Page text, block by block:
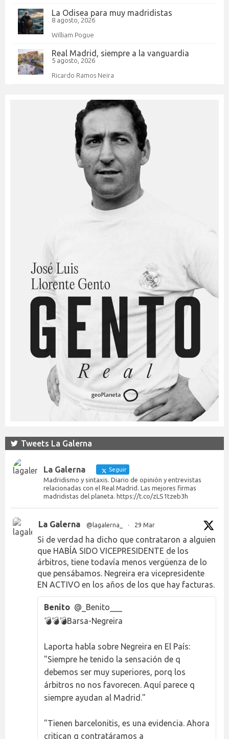
La Odisea para muy madridistas
8 agosto, 2026
William Pogue
Real Madrid, siempre a la vanguardia
5 agosto, 2026
Ricardo Ramos Neira
Tweets La Galerna
La Galerna Seguir
Madridismo y sintaxis. Diario de opinión y entrevistas
relacionadas con el Real Madrid. Las mejores firmas
madridistas del planeta. https://t.co/zLS1tzeb3h
La Galerna @lagalerna_ · 29 Mar
Si de verdad ha dicho que contrataron a alguien
que HABÍA SIDO VICEPRESIDENTE de los
árbitros, tiene todavía menos vergüenza de lo
que pensábamos. Negreira era vicepresidente
EN ACTIVO en los años de los que hay facturas.
Benito @_Benito___
💣💣💣Barsa-Negreira
Laporta habla sobre Negreira en El País:
"Siempre he tenido la sensación de q
debemos ser muy superiores, porq los
árbitros no nos favorecen. Aquí parece q
siempre ayudan al Madrid."
"Tienen barcelonitis, es una evidencia. Ahora
critican q contratáramos a